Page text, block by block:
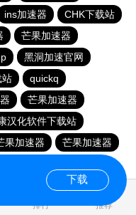
ins加速器
CHK下载站
芒果加速器
黑洞加速官网
站
quickq
芒果加速器
汉化软件下载站
果加速器
芒果加速器
排行 推荐
下载
0.213174s